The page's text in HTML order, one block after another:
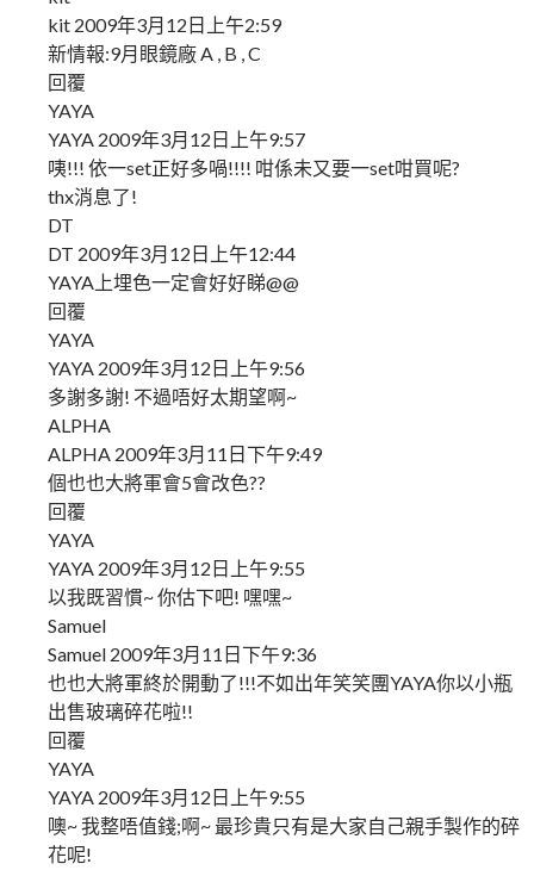
kit 2009年3月12日上午2:59
新情報:9月眼鏡廠 A , B , C
回覆
YAYA
YAYA 2009年3月12日上午9:57
咦!!! 依一set正好多喎!!!! 咁係未又要一set咁買呢?
thx消息了!
DT
DT 2009年3月12日上午12:44
YAYA上埋色一定會好好睇@@
回覆
YAYA
YAYA 2009年3月12日上午9:56
多謝多謝! 不過唔好太期望啊~
ALPHA
ALPHA 2009年3月11日下午9:49
個也也大將軍會5會改色??
回覆
YAYA
YAYA 2009年3月12日上午9:55
以我既習慣~ 你估下吧! 嘿嘿~
Samuel
Samuel 2009年3月11日下午9:36
也也大將軍終於開動了!!!不如出年笑笑團YAYA你以小瓶
出售玻璃碎花啦!!
回覆
YAYA
YAYA 2009年3月12日上午9:55
噢~ 我整唔值錢;啊~ 最珍貴只有是大家自己親手製作的碎
花呢!